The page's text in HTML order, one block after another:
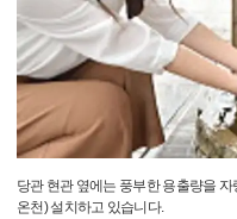
당관 현관 옆에는 풍부한 용출량을
온천) 설치하고 있습니다.